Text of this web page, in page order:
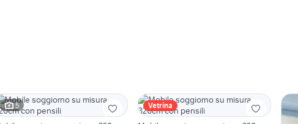
5 Vetrina